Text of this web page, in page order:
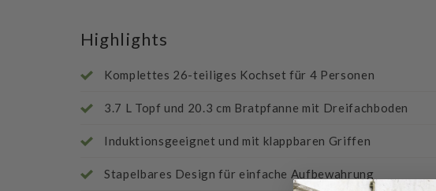
Highlights
Komplettes 26-teiliges Kochset für 4 Personen
3.7 L Topf und 20.3 cm Bratpfanne mit Dreifachboden
Induktionsgeeignet und mit klappbaren Griffen
Stapelbares Design für einfache Aufbewahrung